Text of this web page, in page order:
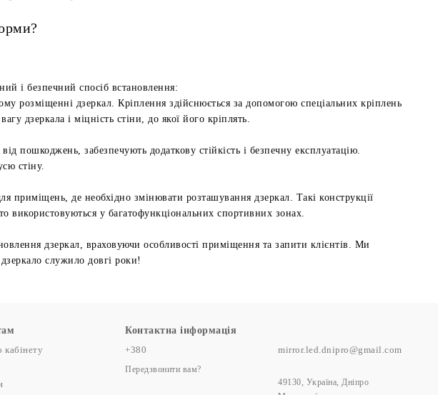
і безпечний спосіб встановлення:
розміщенні дзеркал. Кріплення здійснюється за допомогою спеціальних кріплень
дзеркала і міцність стіни, до якої його кріплять.
пошкоджень, забезпечують додаткову стійкість і безпечну експлуатацію.
стіну.
приміщень, де необхідно змінювати розташування дзеркал. Такі конструкції
використовуються у багатофункціональних спортивних зонах.
дзеркал, враховуючи особливості приміщення та запити клієнтів. Ми
служило довгі роки!
кабінету
Контактна інформація
+380
Передзвонити вам?
mirror.led.dnipro@gmail.com
49130, Україна, Дніпро